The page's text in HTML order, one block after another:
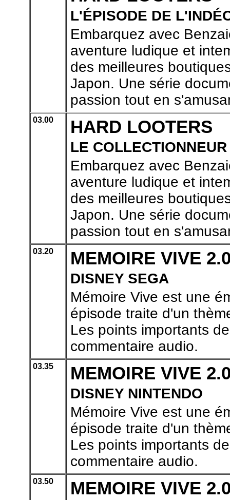
L'ÉPISODE DE
Embarquez avec
aventure ludique et
des meilleures
Japon. Une série
passion tout en
03.00 HARD LOOTERS
LE
Embarquez avec
aventure ludique et
des meilleures
Japon. Une série
passion tout en
03.20 MEMOIRE VIVE
DISNEY SEGA
Mémoire Vive est une
épisode traite d'un
Les points importants
commentaire audio.
03.35 MEMOIRE VIVE
DISNEY NINTENDO
Mémoire Vive est une
épisode traite d'un
Les points importants
commentaire audio.
03.50 MEMOIRE VIVE